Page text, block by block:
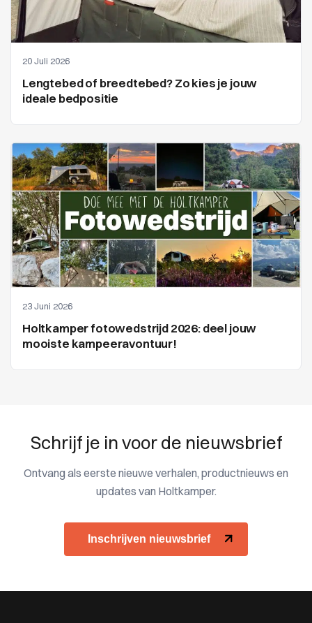
20 Juli 2026
Lengtebed of breedtebed? Zo kies je jouw
ideale bedpositie
23 Juni 2026
Holtkamper fotowedstrijd 2026: deel jouw
mooiste kampeeravontuur!
Schrijf je in voor de nieuwsbrief
Ontvang als eerste nieuwe verhalen, productnieuws en
updates van Holtkamper.
Inschrijven nieuwsbrief